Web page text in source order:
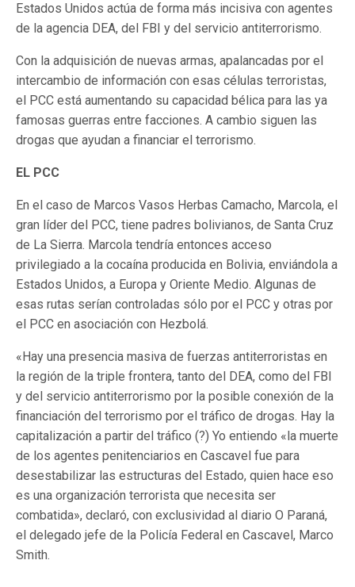
Estados Unidos actúa de forma más incisiva con agentes
de la agencia DEA, del FBI y del servicio antiterrorismo.
Con la adquisición de nuevas armas, apalancadas por el
intercambio de información con esas células terroristas,
el PCC está aumentando su capacidad bélica para las ya
famosas guerras entre facciones. A cambio siguen las
drogas que ayudan a financiar el terrorismo.
EL PCC
En el caso de Marcos Vasos Herbas Camacho, Marcola, el
gran líder del PCC, tiene padres bolivianos, de Santa Cruz
de La Sierra. Marcola tendría entonces acceso
privilegiado a la cocaína producida en Bolivia, enviándola a
Estados Unidos, a Europa y Oriente Medio. Algunas de
esas rutas serían controladas sólo por el PCC y otras por
el PCC en asociación con Hezbolá.
«Hay una presencia masiva de fuerzas antiterroristas en
la región de la triple frontera, tanto del DEA, como del FBI
y del servicio antiterrorismo por la posible conexión de la
financiación del terrorismo por el tráfico de drogas. Hay la
capitalización a partir del tráfico (?) Yo entiendo «la muerte
de los agentes penitenciarios en Cascavel fue para
desestabilizar las estructuras del Estado, quien hace eso
es una organización terrorista que necesita ser
combatida», declaró, con exclusividad al diario O Paraná,
el delegado jefe de la Policía Federal en Cascavel, Marco
Smith.